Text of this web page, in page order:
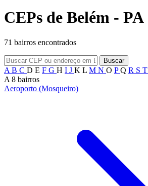
CEPs de Belém - PA
71 bairros encontrados
Buscar
A B C D E F G H I J K L M N O PQ R S T
A 8 bairros
Aeroporto (Mosqueiro)